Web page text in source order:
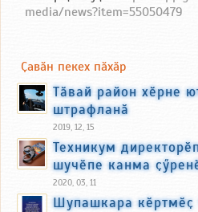
media/news?item=55050479
Ҫавӑн пекех пӑхӑр
Тӑвай район хӗрне
штрафланӑ
2019, 12, 15
Техникум
шучӗпе канма
2020, 03, 11
Шупашкара кӗртмӗҫ